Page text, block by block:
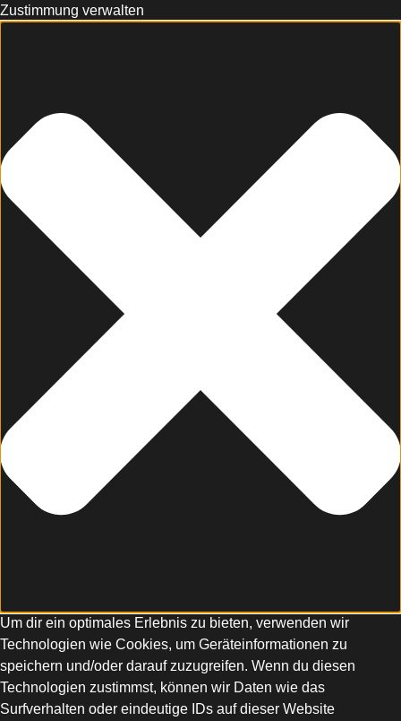
Zustimmung verwalten
Um dir ein optimales Erlebnis zu bieten, verwenden wir
Technologien wie Cookies, um Geräteinformationen zu
speichern und/oder darauf zuzugreifen. Wenn du diesen
Technologien zustimmst, können wir Daten wie das
Surfverhalten oder eindeutige IDs auf dieser Website